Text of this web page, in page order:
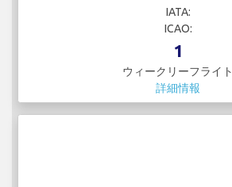
IATA:
ICAO:
1
ウィークリーフライト
詳細情報